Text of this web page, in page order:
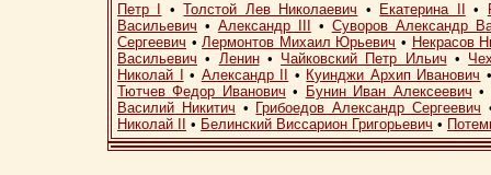
Петр I •Толстой Лев Николаевич • Екатерина II •
Васильевич • Александр III • Суворов Александр
Сергеевич •Лермонтов Михаил Юрьевич • Некрасов
Васильевич • Ленин• Чайковский Петр Ильич •
Николай I
• Александр II • Куинджи Архип Иванович
Тютчев Федор Иванович • Бунин Иван Алексеевич •
Василий Никитич • Грибоедов Александр Сергеевич
Николай II
• Белинский Виссарион Григорьевич •